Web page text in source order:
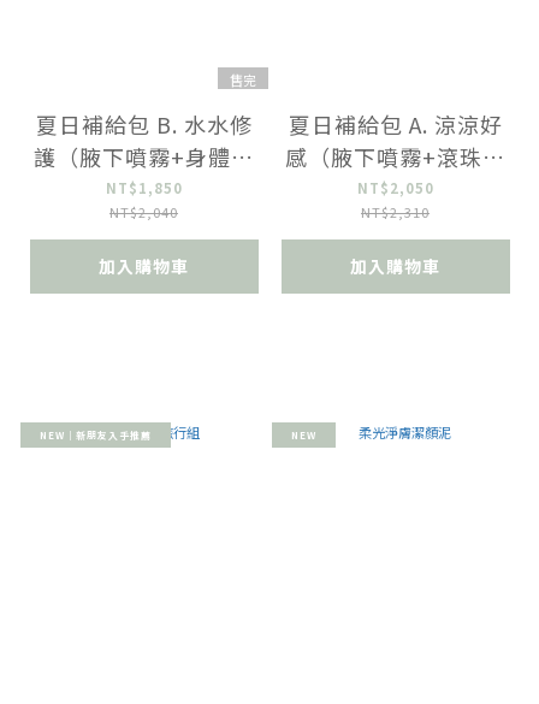
售完
夏日補給包 B. 水水修
護（腋下噴霧+身體化
妝水+護唇膏）
NT$1,850
NT$2,040
加入購物車
夏日補給包 A. 涼涼好
感（腋下噴霧+滾珠精
油+髮香水+口腔噴霧3
入）
NT$2,050
NT$2,310
加入購物車
NEW｜新朋友入手推薦 NEW